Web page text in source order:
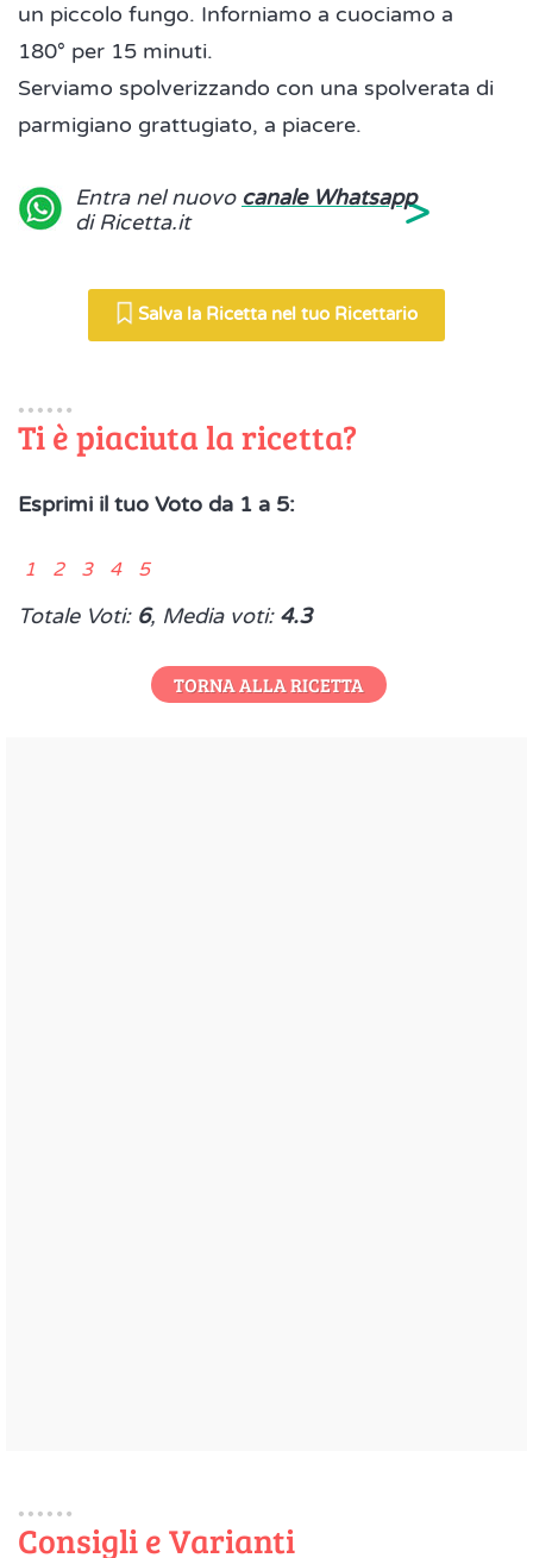
un piccolo fungo. Inforniamo a cuociamo a
180° per 15 minuti.
Serviamo spolverizzando con una spolverata di
parmigiano grattugiato, a piacere.
Entra nel nuovo canale Whatsapp
di Ricetta.it
>
Salva la Ricetta nel tuo Ricettario
Ti è piaciuta la ricetta?
Esprimi il tuo Voto da 1 a 5:
1 2 3 4 5
Totale Voti: 6, Media voti: 4.3
TORNA ALLA RICETTA
Consigli e Varianti